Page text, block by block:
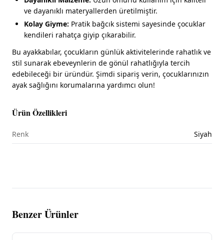
ve dayanıklı materyallerden üretilmiştir.
Kolay Giyme: Pratik bağcık sistemi sayesinde çocuklar
kendileri rahatça giyip çıkarabilir.
Bu ayakkabılar, çocukların günlük aktivitelerinde rahatlık ve
stil sunarak ebeveynlerin de gönül rahatlığıyla tercih
edebileceği bir üründür. Şimdi sipariş verin, çocuklarınızın
ayak sağlığını korumalarına yardımcı olun!
Ürün Özellikleri
Renk Siyah
Benzer Ürünler